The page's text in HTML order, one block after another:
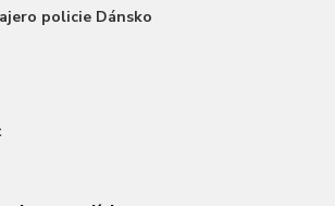
policie Dánsko